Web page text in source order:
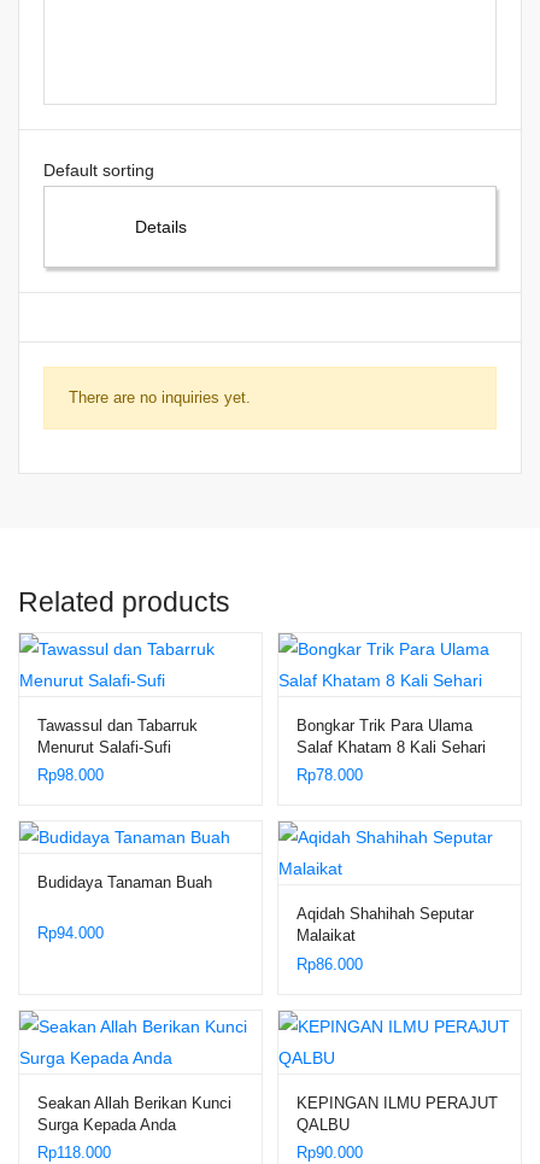
Details
There are no inquiries yet.
Related products
Tawassul dan Tabarruk
Menurut Salafi-Sufi
Rp98.000
Bongkar Trik Para Ulama
Salaf Khatam 8 Kali Sehari
Rp78.000
Budidaya Tanaman Buah
Rp94.000
Aqidah Shahihah Seputar
Malaikat
Rp86.000
Seakan Allah Berikan Kunci
Surga Kepada Anda
Rp118.000
KEPINGAN ILMU PERAJUT
QALBU
Rp90.000